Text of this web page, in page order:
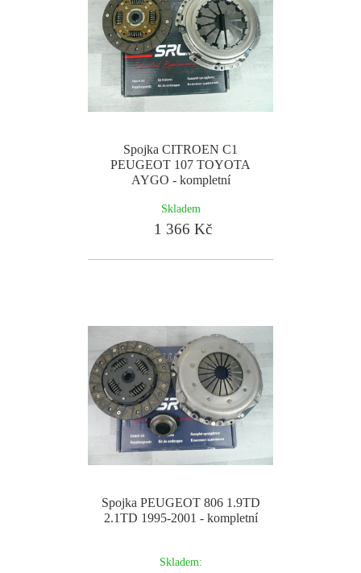
Spojka CITROEN C1
PEUGEOT 107 TOYOTA
AYGO - kompletní
Skladem
1 366 Kč
Spojka PEUGEOT 806 1.9TD
2.1TD 1995-2001 - kompletní
Skladem: